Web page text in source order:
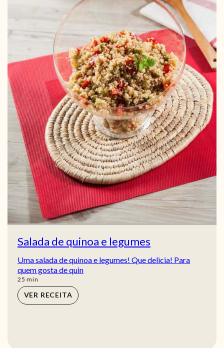
Salada de quinoa e legumes
Uma salada de quinoa e legumes! Que delicia! Para
quem gosta de quin
25 min
min
VER RECEITA